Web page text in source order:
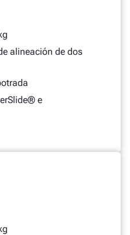
alineación de dos
e